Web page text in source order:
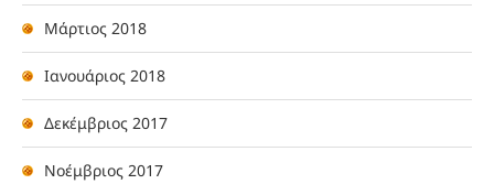
Μάρτιος 2018
Ιανουάριος 2018
Δεκέμβριος 2017
Νοέμβριος 2017